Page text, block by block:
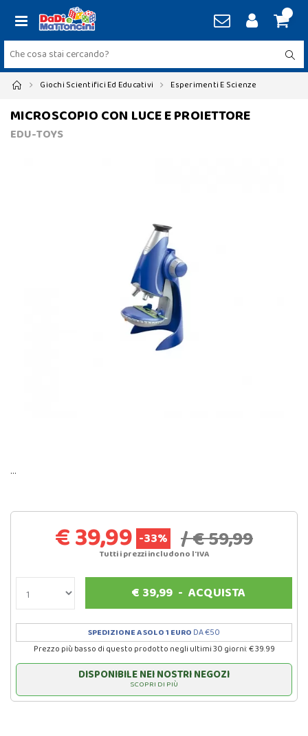
Giochi Scientifici Ed Educativi Esperimenti E Scienze
MICROSCOPIO CON LUCE E PROIETTORE
EDU-TOYS
…
€ 39,99 -33% / € 59,99
Tutti i prezzi includono l'IVA
€ 39,99 -ACQUISTA
SPEDIZIONE A SOLO 1 EURO DA €50
Prezzo più basso di questo prodotto negli ultimi 30 giorni: € 39.99
DISPONIBILE NEI NOSTRI NEGOZI
SCOPRI DI PIÙ